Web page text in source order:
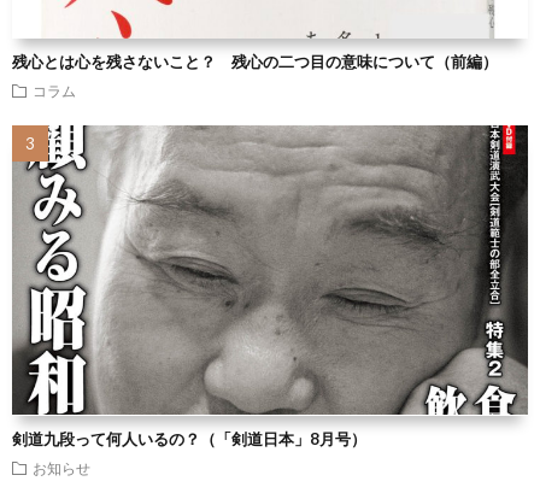
残心とは心を残さないこと？ 残心の二つ目の意味について（前編）
コラム
剣道九段って何人いるの？（「剣道日本」8月号）
お知らせ